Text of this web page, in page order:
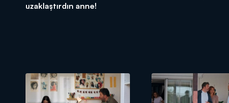
uzaklaştırdın anne!